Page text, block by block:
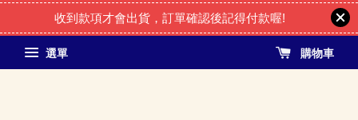
收到款項才會出貨，訂單確認後記得付款喔!
選單 購物車